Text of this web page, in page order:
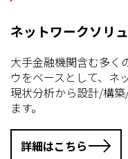
ネットワークソリ
大手金融機関含む多く
ウをベースとして、ネ
現状分析から設計/構
ます。
詳細はこちら